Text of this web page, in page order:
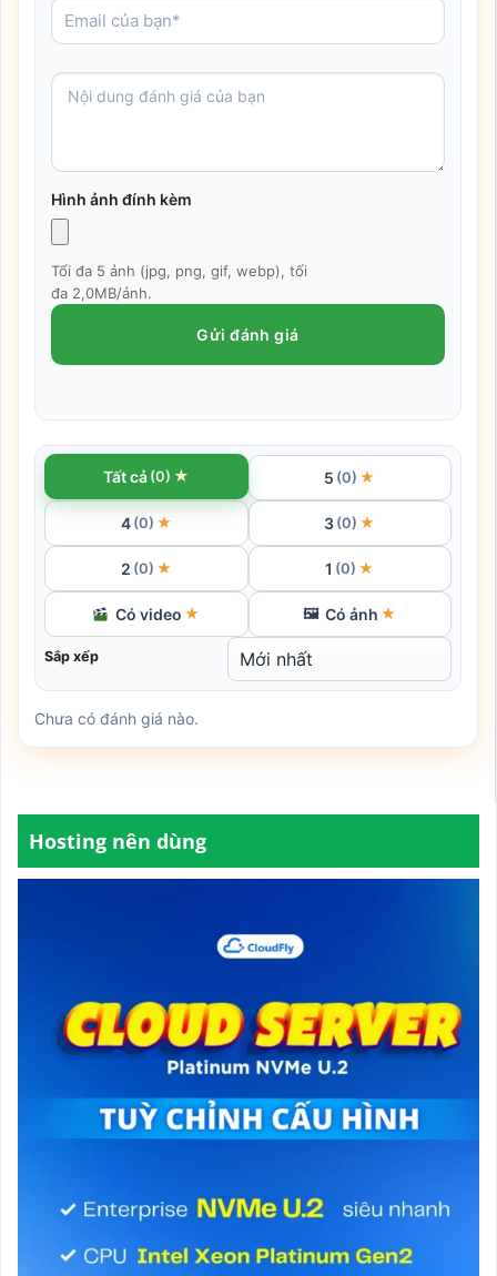
Hình ảnh đính kèm
Tối đa 5 ảnh (jpg, png, gif, webp), tối
đa 2,0MB/ảnh.
Gửi đánh giá
Tất cả (0) ★ 5 (0) ★
4 (0) ★ 3 (0) ★
2 (0) ★ 1 (0) ★
Có video ★ 🖼 Có ảnh ★
Sắp xếp
Chưa có đánh giá nào.
Hosting nên dùng